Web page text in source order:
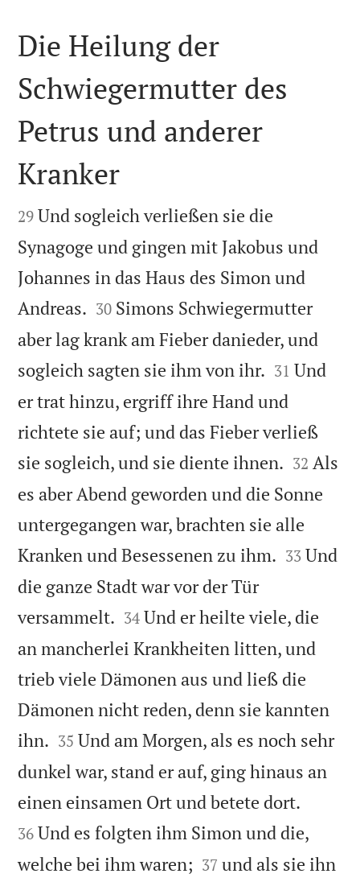

Die Heilung der
Schwiegermutter des
Petrus und anderer
Kranker

29 Und sogleich verließen sie die
Synagoge und gingen mit Jakobus und
Johannes in das Haus des Simon und
Andreas. 

30 Simons Schwiegermutter
aber lag krank am Fieber danieder, und
sogleich sagten sie ihm von ihr. 

31 Und
er trat hinzu, ergriff ihre Hand und
richtete sie auf; und das Fieber verließ
sie sogleich, und sie diente ihnen. 

32 Als
es aber Abend geworden und die Sonne
untergegangen war, brachten sie alle
Kranken und Besessenen zu ihm. 

33 Und
die ganze Stadt war vor der Tür
versammelt. 

34 Und er heilte viele, die
an mancherlei Krankheiten litten, und
trieb viele Dämonen aus und ließ die
Dämonen nicht reden, denn sie kannten
ihn. 

35 Und am Morgen, als es noch sehr
dunkel war, stand er auf, ging hinaus an
einen einsamen Ort und betete dort.
36 Und es folgten ihm Simon und die,
welche bei ihm waren; 

37 und als sie ihn